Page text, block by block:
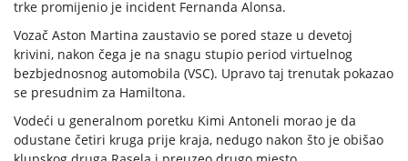
trke promijenio je incident Fernanda Alonsa.
Vozač Aston Martina zaustavio se pored staze u devetoj
krivini, nakon čega je na snagu stupio period virtuelnog
bezbjednosnog automobila (VSC). Upravo taj trenutak pokazao
se presudnim za Hamiltona.
Vodeći u generalnom poretku Kimi Antoneli morao je da
odustane četiri kruga prije kraja, nedugo nakon što je obišao